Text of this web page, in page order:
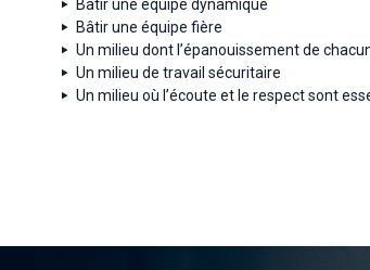
Bâtir une équipe dynamique
Bâtir une équipe fière
Un milieu dont l’épanouissement de
Un milieu de travail sécuritaire
Un milieu où l’écoute et le respect sont